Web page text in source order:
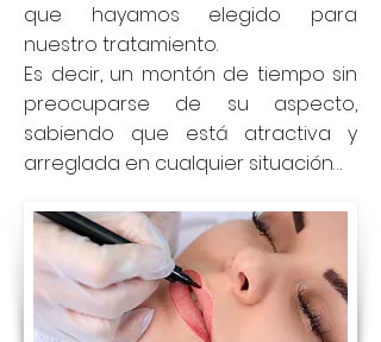
que hayamos elegido para
nuestro tratamiento.
Es decir, un montón de tiempo sin
preocuparse de su aspecto,
sabiendo que está atractiva y
arreglada en cualquier situación…